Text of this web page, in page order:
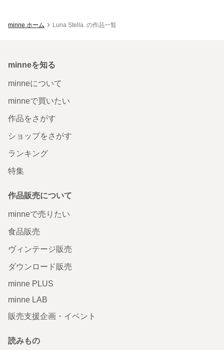
minne ホーム Luna Stella. の作品一覧
minneを知る
minneについて
minneで買いたい
作品をさがす
ショップをさがす
ランキング
特集
作品販売について
minneで売りたい
食品販売
ヴィンテージ販売
ダウンロード販売
minne PLUS
minne LAB
販売支援企画・イベント
読みもの